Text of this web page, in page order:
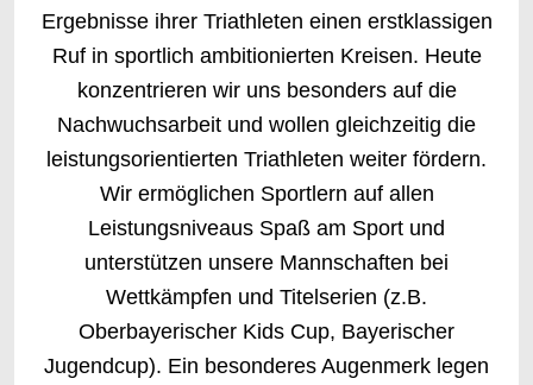
Ergebnisse ihrer Triathleten einen erstklassigen
Ruf in sportlich ambitionierten Kreisen. Heute
konzentrieren wir uns besonders auf die
Nachwuchsarbeit und wollen gleichzeitig die
leistungsorientierten Triathleten weiter fördern.
Wir ermöglichen Sportlern auf allen
Leistungsniveaus Spaß am Sport und
unterstützen unsere Mannschaften bei
Wettkämpfen und Titelserien (z.B.
Oberbayerischer Kids Cup, Bayerischer
Jugendcup). Ein besonderes Augenmerk legen